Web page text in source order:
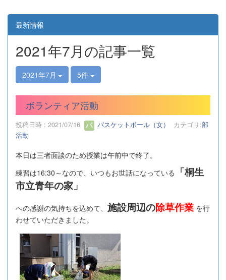
最新情報
2021年7月の記事一覧
2021年7月 5件
ボランティア活動
投稿日時 : 2021/07/16 バスケットボール（女） カテゴリ:部
活動
本日は三者面談のため授業は午前中で終了。
練習は16:30～なので、いつもお世話になっている
「桐生
市立青年の家」
への感謝の気持ちを込めて、 施設周辺の除草作業 を行
わせていただきました。